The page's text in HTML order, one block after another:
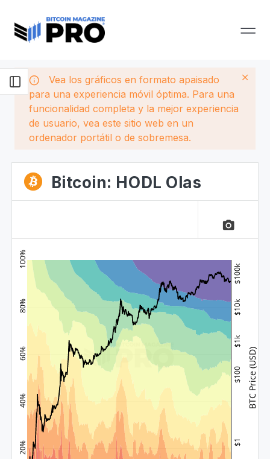
Vea los gráficos en formato apaisado
para una experiencia móvil óptima. Para una
funcionalidad completa y la mejor experiencia
de usuario, vea este sitio web en un
ordenador portátil o de sobremesa.
Bitcoin: HODL Olas
camera_alt
20%
40%
60%
80%
100%
$1
$100
$1k
$10k
$100k
BTC Price (USD)